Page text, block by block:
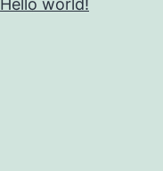
Hello world!